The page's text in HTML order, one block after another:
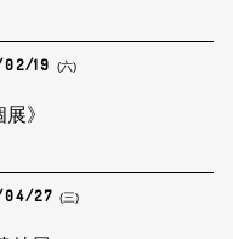
02/19 (六)
》
04/27 (三)